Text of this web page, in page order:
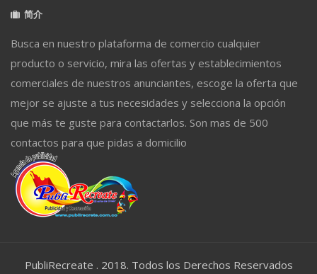
简介
Busca en nuestro plataforma de comercio cualquier
producto o servicio, mira las ofertas y establecimientos
comerciales de nuestros anunciantes, escoge la oferta que
mejor se ajuste a tus necesidades y selecciona la opción
que más te guste para contactarlos. Son mas de 500
contactos para que pidas a domicilio
PubliRecreate . 2018. Todos los Derechos Reservados